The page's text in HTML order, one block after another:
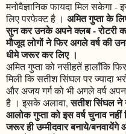
मनोवैज्ञानिक फायदा मिल सकेगा -
लिए परफेक्ट है । अमित गुप्ता के
सुन कर उनके अपने क्लब - रोटरी
मौजूद लोगों ने फिर अगले वर्ष की
धीमे जरूर कर लिए ।
अमित गुप्ता को नसीहतें हालाँकि
मिली कि सतीश सिंघल पर ज्यादा
और अजय गर्ग को भी अगले वर्ष
है । इसके अलावा,सतीश सिंघल ने
आलोक गुप्ता को इस वर्ष चुनाव
जरूर ही उम्मीदवार बनाये/